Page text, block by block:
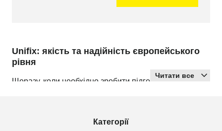
Unifix: якість та надійність європейського
рівня
Щоразу, коли необхідно зробити підготовчі роботи
бренду Unifix. Український виробник будівельної хімії
понад 25 років займається забезпеченням продукції,
Читати все
Категорії